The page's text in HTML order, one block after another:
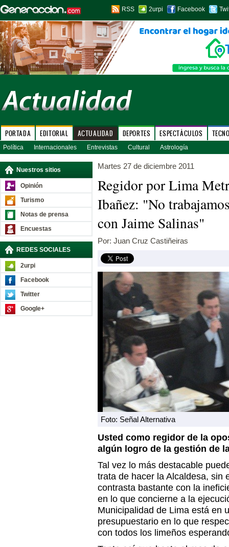
RSS 2urpi Facebook
PORTADA EDITORIAL ACTUALIDAD DEPORTES ESPECTÁCULOS
Política Internacionales Entrevistas Cultural Astrología
Nuestros sitios
Opinión
Turismo
Notas de prensa
Encuestas
REDES SOCIALES
2urpi
Facebook
Twitter
Google+
Martes 27 de diciembre 2011
Regidor por Lima
Ibañez: "No
con Jaime Salinas"
Por: Juan Cruz Castiñeiras
Foto: Señal Alternativa
Usted como regidor de la
algún logro de la gestión de
Tal vez lo más destacable
trata de hacer la Alcaldesa, sin
contrasta bastante con la
en lo que concierne a la
Municipalidad de Lima está en
presupuestario en lo que
con todos los limeños